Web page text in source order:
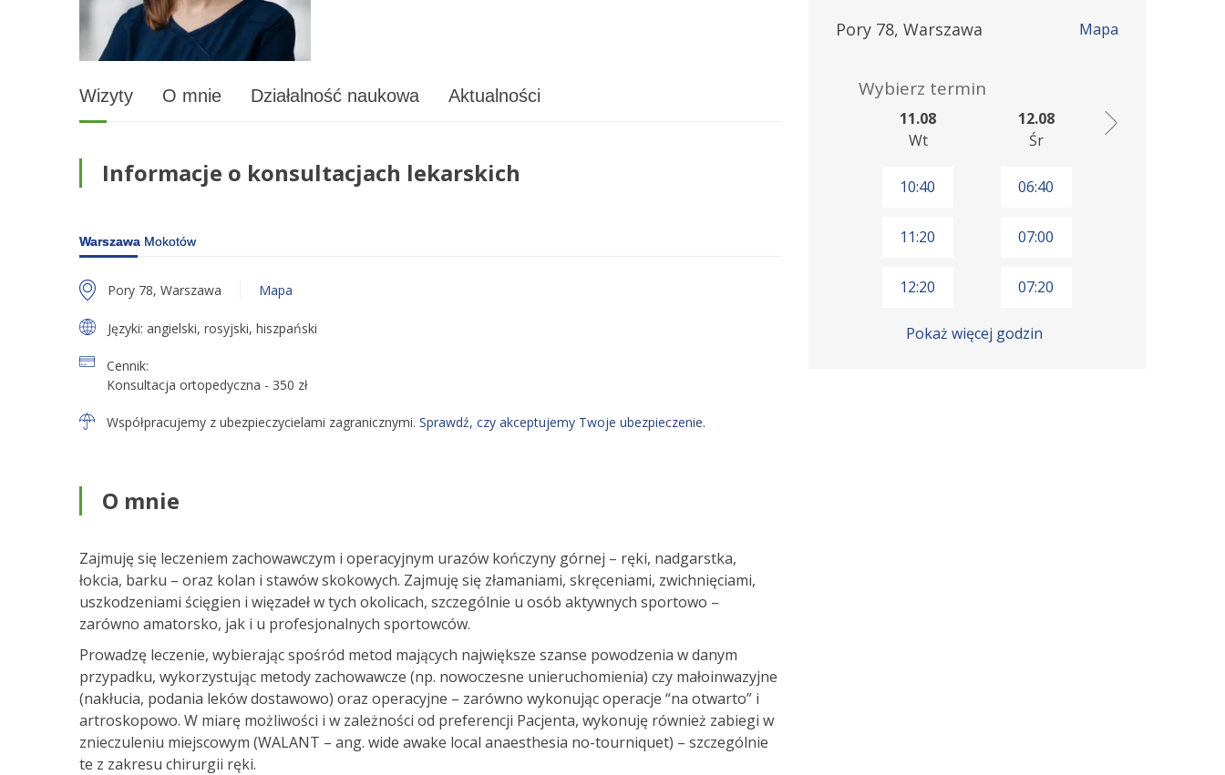
Pory 78, Warszawa Mapa
Wybierz termin
11.08
Wt
10:40
11:20
12:20
12.08
Śr
06:40
07:00
07:20
Pokaż więcej godzin
Wizyty O mnie Działalność naukowa Aktualności
Informacje o konsultacjach lekarskich
Warszawa Mokotów
Pory 78, Warszawa Mapa
Języki: angielski, rosyjski, hiszpański
Cennik:
Konsultacja ortopedyczna - 350 zł
Współpracujemy z ubezpieczycielami zagranicznymi. Sprawdź, czy akceptujemy Twoje ubezpieczenie.
O mnie
Zajmuję się leczeniem zachowawczym i operacyjnym urazów kończyny górnej – ręki, nadgarstka,
łokcia, barku – oraz kolan i stawów skokowych. Zajmuję się złamaniami, skręceniami, zwichnięciami,
uszkodzeniami ścięgien i więzadeł w tych okolicach, szczególnie u osób aktywnych sportowo –
zarówno amatorsko, jak i u profesjonalnych sportowców.
Prowadzę leczenie, wybierając spośród metod mających największe szanse powodzenia w danym
przypadku, wykorzystując metody zachowawcze (np. nowoczesne unieruchomienia) czy małoinwazyjne
(nakłucia, podania leków dostawowo) oraz operacyjne – zarówno wykonując operacje “na otwarto” i
artroskopowo. W miarę możliwości i w zależności od preferencji Pacjenta, wykonuję również zabiegi w
znieczuleniu miejscowym (WALANT – ang. wide awake local anaesthesia no-tourniquet) – szczególnie
te z zakresu chirurgii ręki.